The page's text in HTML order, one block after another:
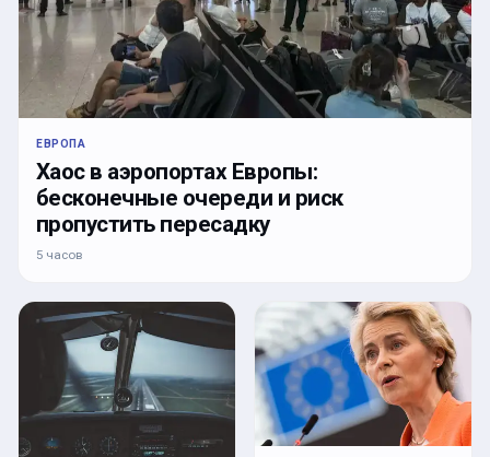
ЕВРОПА
Хаос в аэропортах Европы:
бесконечные очереди и риск
пропустить пересадку
5 часов